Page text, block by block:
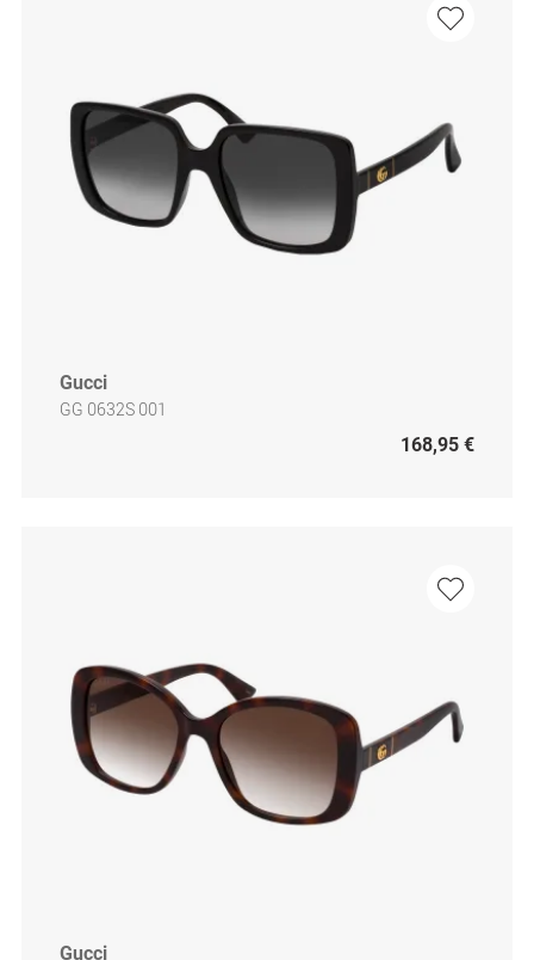
Gucci
GG 0632S 001
168,95 €
Gucci